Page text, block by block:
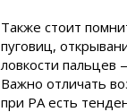
Также стоит
пуговиц,
ловкости пальцев
Важно отличать
при РА есть